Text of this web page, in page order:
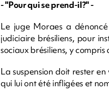
- "Pour qui se prend-il?" -
Le juge Moraes a
judiciaire brésiliens, pour
sociaux brésiliens, y
La suspension doit rester
qui lui ont été infligées et